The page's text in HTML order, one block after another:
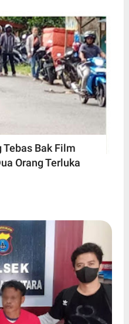
Bak Film
Orang Terluka